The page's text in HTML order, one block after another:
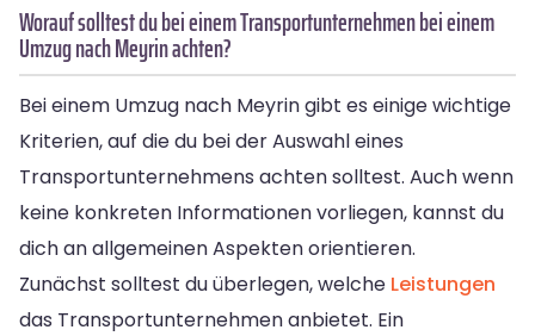
Worauf solltest du bei einem Transportunternehmen bei einem
Umzug nach Meyrin achten?
Bei einem Umzug nach Meyrin gibt es einige wichtige
Kriterien, auf die du bei der Auswahl eines
Transportunternehmens achten solltest. Auch wenn
keine konkreten Informationen vorliegen, kannst du
dich an allgemeinen Aspekten orientieren.
Zunächst solltest du überlegen, welche Leistungen
das Transportunternehmen anbietet. Ein